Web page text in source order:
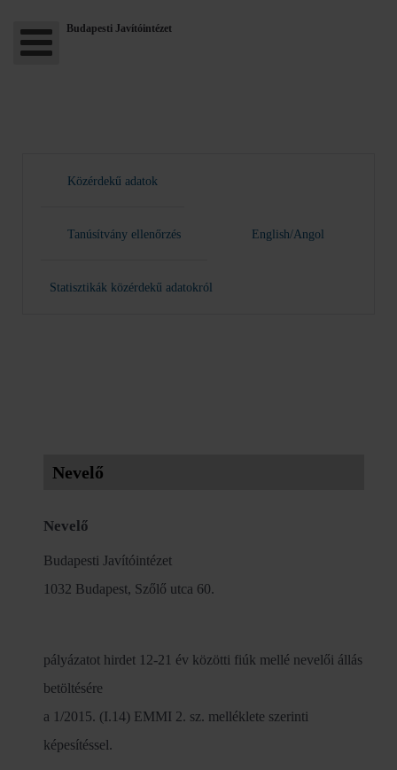
Budapesti Javítóintézet
Közérdekű adatok
Tanúsítvány ellenőrzés English/Angol
Statisztikák közérdekű adatokról
Nevelő
Nevelő
Budapesti Javítóintézet
1032 Budapest, Szőlő utca 60.
pályázatot hirdet 12-21 év közötti fiúk mellé nevelői állás
betöltésére
a 1/2015. (I.14) EMMI 2. sz. melléklete szerinti
képesítéssel.